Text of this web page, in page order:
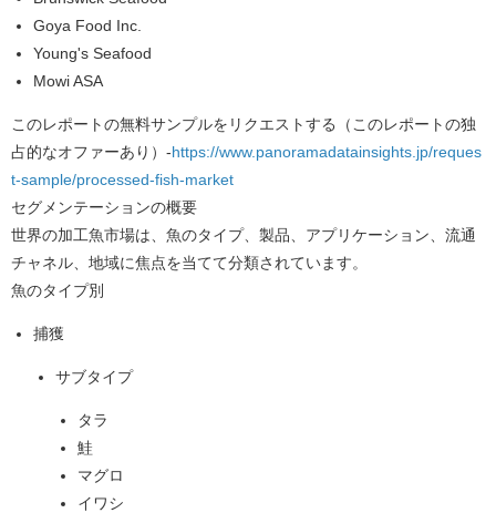
Goya Food Inc.
Young's Seafood
Mowi ASA
このレポートの無料サンプルをリクエストする（このレポートの独
占的なオファーあり） -https://www.panoramadatainsights.jp/reques
t-sample/processed-fish-market
セグメンテーションの概要
世界の加工魚市場は、魚のタイプ、製品、アプリケーション、流通
チャネル、地域に焦点を当てて分類されています。
魚のタイプ別
捕獲
サブタイプ
タラ
鮭
マグロ
イワシ